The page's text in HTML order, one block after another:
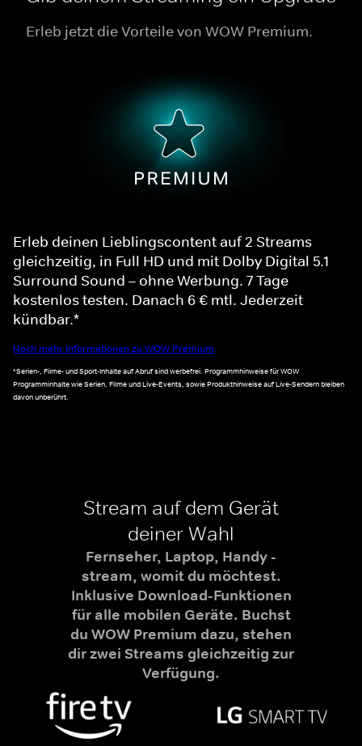
Erleb jetzt die Vorteile von WOW Premium.
Erleb deinen Lieblingscontent auf 2 Streams
gleichzeitig, in Full HD und mit Dolby Digital 5.1
Surround Sound – ohne Werbung. 7 Tage
kostenlos testen. Danach 6 € mtl. Jederzeit
kündbar.*
Noch mehr Informationen zu WOW Premium
*Serien-, Filme- und Sport-Inhalte auf Abruf sind werbefrei. Programmhinweise für WOW
Programminhalte wie Serien, Filme und Live-Events, sowie Produkthinweise auf Live-Sendern bleiben
davon unberührt.
Stream auf dem Gerät
deiner Wahl
Fernseher, Laptop, Handy -
stream, womit du möchtest.
Inklusive Download-Funktionen
für alle mobilen Geräte. Buchst
du WOW Premium dazu, stehen
dir zwei Streams gleichzeitig zur
Verfügung.